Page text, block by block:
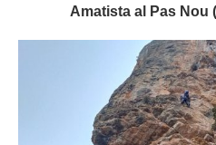
Amatista al Pas Nou